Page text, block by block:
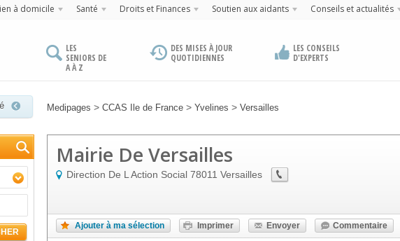
à domicile Santé Droits et Finances Soutien aux aidants Conseils et actualités
LES
SENIORS DE
A À Z
DES MISES À JOUR
QUOTIDIENNES
LES CONSEILS
D'EXPERTS
Medipages > CCAS Ile de France > Yvelines > Versailles
Mairie De Versailles
Direction De L Action Social 78011 Versailles
Ajouter à ma sélection Imprimer Envoyer Commentaire